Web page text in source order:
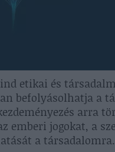
etikai és
befolyásolhatja a
arra
emberi jogokat, a
a társadalomra.